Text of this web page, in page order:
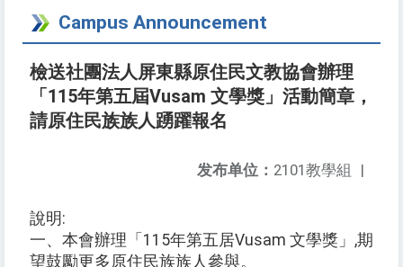
Campus Announcement
檢送社團法人屏東縣原住民文教協會辦理
「115年第五屆Vusam 文學獎」活動簡章，
請原住民族族人踴躍報名
发布单位： 2101教學組 |
說明:
一、本會辦理「115年第五居Vusam 文學獎」,期
望鼓勵更多原住民族族人參與。